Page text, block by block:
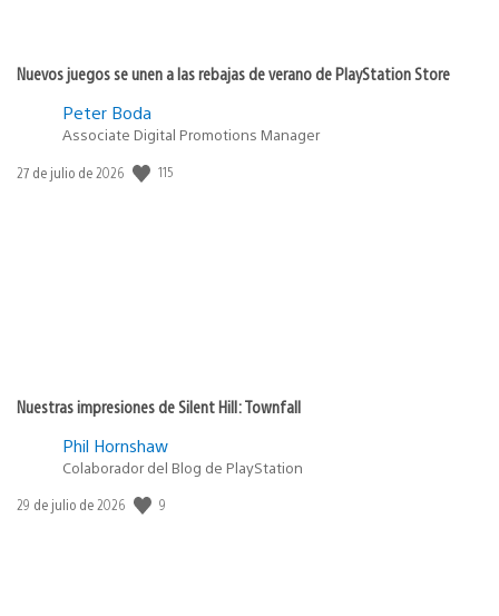
Nuevos juegos se unen a las rebajas de verano de PlayStation Store
Peter Boda
Associate Digital Promotions Manager
Fecha
27 de julio de 2026 115
Nuestras impresiones de Silent Hill: Townfall
Phil Hornshaw
Colaborador del Blog de PlayStation
Fecha
29 de julio de 2026 9